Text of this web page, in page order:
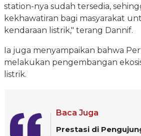
station-nya sudah tersedia,
kekhawatiran bagi masyarakat
kendaraan listrik," terang Dannif.
Ia juga menyampaikan bahwa
melakukan pengembangan
listrik.
Baca Juga
Prestasi di